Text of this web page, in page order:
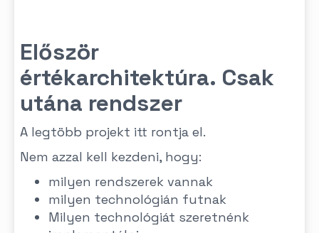
Először
értékarchitektúra. Csak
utána rendszer
A legtöbb projekt itt rontja el.
Nem azzal kell kezdeni, hogy:
milyen rendszerek vannak
milyen technológián futnak
Milyen technológiát szeretnénk